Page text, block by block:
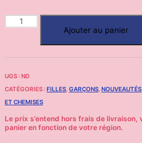
Ajouter au panier
UGS : ND
CATÉGORIES : FILLES GARÇONS NOUVEAUTÉS
ET CHEMISES